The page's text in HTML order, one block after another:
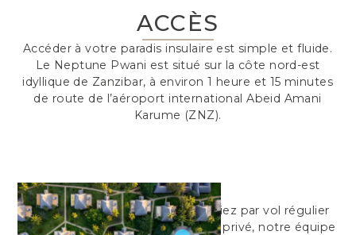
ACCÈS
Accéder à votre paradis insulaire est simple et fluide.
Le Neptune Pwani est situé sur la côte nord-est
idyllique de Zanzibar, à environ 1 heure et 15 minutes
de route de l’aéroport international Abeid Amani
Karume (ZNZ).
Que vous arriviez par vol régulier
ou par charter privé, notre équipe